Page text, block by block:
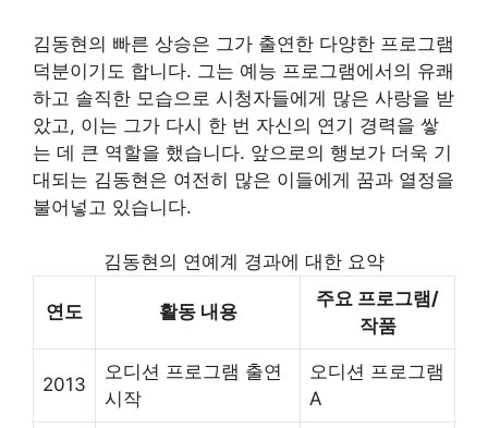
김동현의 빠른 상승은 그가 출연한 다양한 프로그램
덕분이기도 합니다. 그는 예능 프로그램에서의 유쾌
하고 솔직한 모습으로 시청자들에게 많은 사랑을 받
았고, 이는 그가 다시 한 번 자신의 연기 경력을 쌓
는 데 큰 역할을 했습니다. 앞으로의 행보가 더욱 기
대되는 김동현은 여전히 많은 이들에게 꿈과 열정을
불어넣고 있습니다.
김동현의 연예계 경과에 대한 요약
연도 활동 내용
주요 프로그램/
작품
2013
오디션 프로그램 출연
시작
오디션 프로그램
A